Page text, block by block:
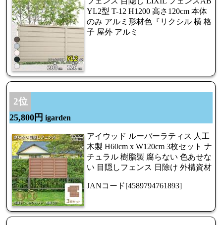
YL2型 T-12 H1200 高さ120cm 本体
のみ アルミ形材色『リクシル 横 格
子 屋外 アルミ
2位
25,800円 igarden
アイウッド ルーバーラティス 人工
木製 H60cm x W120cm 3枚セット ナ
チュラル 樹脂製 腐らない 色あせな
い 目隠しフェンス 日除け 外構資材
JANコード[4589794761893]